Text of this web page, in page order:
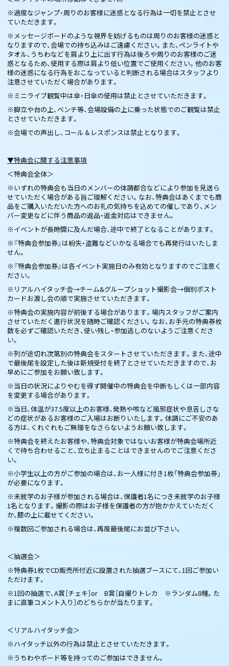
※過度なジャンプ・周りのお客様に迷惑となる行為は一切を禁止とさせ
ていただきます。
※メッセージボードのような視界を妨げるものは周りのお客様の迷惑と
なりますので、会場での持ち込みはご遠慮ください。また、ペンライトや
タオル、うちわなどを肩より上に出す行為は後ろや周りのお客様のご迷
惑となるため、使用する際は肩より低い位置でご使用ください。他のお客
様の迷惑になる行為をおこなっていると判断される場合はスタッフより
注意させていただく場合があります。
※ミニライブ観覧中は傘・日傘の使用は禁止とさせていただきます。
※脚立や台の上、ベンチ等、会場設備の上に乗った状態でのご観覧は禁止
とさせていただきます。
※会場での声出し、コール＆レスポンスは禁止となります。
▼特典会に関する注意事項
＜特典会全体＞
※いずれの特典会も当日のメンバーの体調都合などにより参加を見送ら
せていただく場合がある旨ご理解ください。なお、特典会はあくまでも商
品をご購入いただいた方へのお礼の気持ちを込めての催しであり、メン
バー変更などに伴う商品の返品・返金対応はできません。
※イベントが長時間に及んだ場合、途中で終了となることがあります。
※『特典会参加券』は紛失・盗難などいかなる場合でも再発行はいたしま
せん。
※『特典会参加券』は各イベント実施日のみ有効となりますのでご注意く
ださい。
※リアルハイタッチ会→チーム&グループショット撮影会→個別ポスト
カードお渡し会の順で実施させていただきます。
※特典会の実施内容が前後する場合があります。場内スタッフがご案内
させていただく進行状況を随時ご確認ください。なお、お手元の特典券枚
数を必ずご確認いただき、使い残し・参加逃しのないようご注意くださ
い。
※列が途切れ次第別の特典会をスタートさせていただきます。また、途中
で最後尾を設定した後は新規受付を終了とさせていただきますので、お
早めにご参加をお願い致します。
※当日の状況によりやむを得ず開催中の特典会を中断もしくは一部内容
を変更する場合があります。
※当日、体温が37.5度以上のお客様、発熱や咳など風邪症状や息苦しさな
どの症状があるお客様のご入場はお断りいたします。体調にご不安のあ
る方は、くれぐれもご無理をなさらないようお願い致します。
※特典会を終えたお客様や、特典会対象ではないお客様が特典会場所近
くで待ち合わせること、立ち止まることはできませんのでご注意くださ
い。
※小学生以上の方がご参加の場合は、お一人様に付き1枚「特典会参加券」
が必要になります。
※未就学のお子様が参加される場合は、保護者1名につき未就学のお子様
1名となります。撮影の際はお子様を保護者の方が抱かかえていただく
か、膝の上に載せてください。
※複数回ご参加される場合は、再度最後尾にお並び下さい。
＜抽選会＞
※特典券1枚でCD販売所付近に設置された抽選ブースにて、1回ご参加い
ただけます。
※1回の抽選で、A賞［チェキ］or B賞［自撮りトレカ ※ランダム8種。た
まに直筆コメント入り］のどちらかが当たります。
＜リアルハイタッチ会＞
※ハイタッチ以外の行為は禁止とさせていただきます。
※うちわやボード等を持ってのご参加はできません。